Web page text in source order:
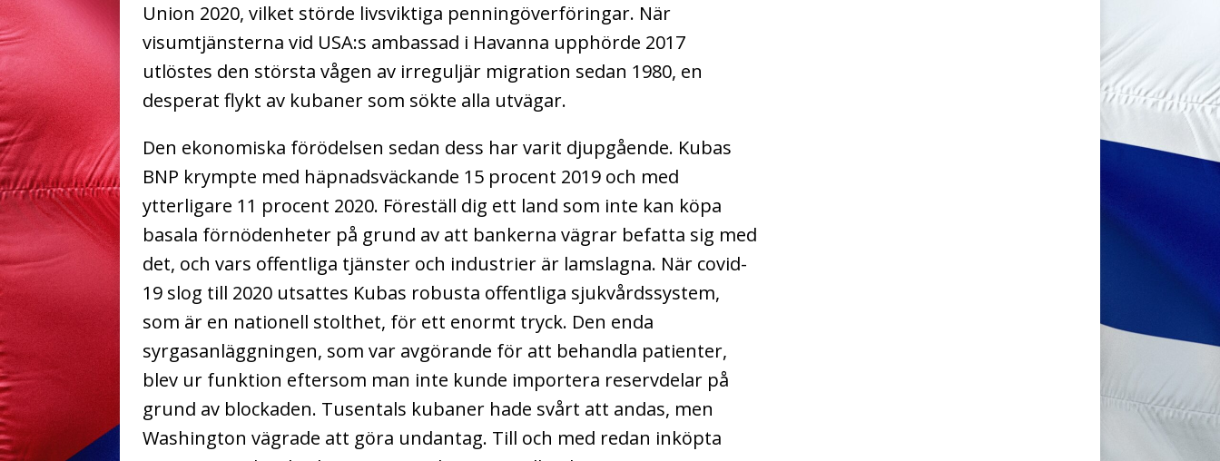
Union 2020, vilket störde livsviktiga penningöverföringar. När
visumtjänsterna vid USA:s ambassad i Havanna upphörde 2017
utlöstes den största vågen av irreguljär migration sedan 1980, en
desperat flykt av kubaner som sökte alla utvägar.
Den ekonomiska förödelsen sedan dess har varit djupgående. Kubas
BNP krympte med häpnadsväckande 15 procent 2019 och med
ytterligare 11 procent 2020. Föreställ dig ett land som inte kan köpa
basala förnödenheter på grund av att bankerna vägrar befatta sig med
det, och vars offentliga tjänster och industrier är lamslagna. När covid-
19 slog till 2020 utsattes Kubas robusta offentliga sjukvårdssystem,
som är en nationell stolthet, för ett enormt tryck. Den enda
syrgasanläggningen, som var avgörande för att behandla patienter,
blev ur funktion eftersom man inte kunde importera reservdelar på
grund av blockaden. Tusentals kubaner hade svårt att andas, men
Washington vägrade att göra undantag. Till och med redan inköpta